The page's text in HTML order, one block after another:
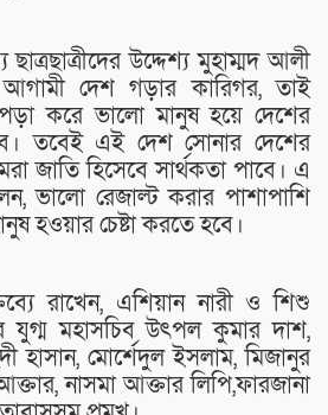
ছাত্রছাত্রীদের উদ্দেশ্য মুহাম্মদ আলী
দেশ গড়ার কারিগর, তাই
করে ভালো মানুষ হয়ে দেশের
তবেই এই দেশ সোনার দেশের
জাতি হিসেবে সার্থকতা পাবে। এ
ভালো রেজাল্ট করার পাশাপাশি
হওয়ার চেষ্টা করতে হবে।
রাখেন, এশিয়ান নারী ও শিশু
যুগ্ম মহাসচিব উৎপল কুমার দাশ,
হাসান, মোর্শেদুল ইসলাম, মিজানুর
নাসমা আক্তার লিপি,ফারজানা